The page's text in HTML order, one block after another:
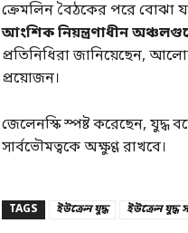
ক্রেমলিন বৈঠকের পরে বোঝা
আংশিক নিয়ন্ত্রণাধীন
প্রতিনিধিরা জানিয়েছেন,
প্রয়োজন।
জেলেনস্কি স্পষ্ট করেছেন, যুদ্ধ
সার্বভৌমত্বকে অক্ষুণ্ণ রাখবে।
TAGS ইউক্রেন যুদ্ধ ইউক্রেন যুদ্ধ